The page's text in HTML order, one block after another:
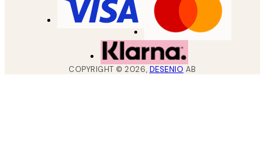
COPYRIGHT ©2026, DESENIO AB